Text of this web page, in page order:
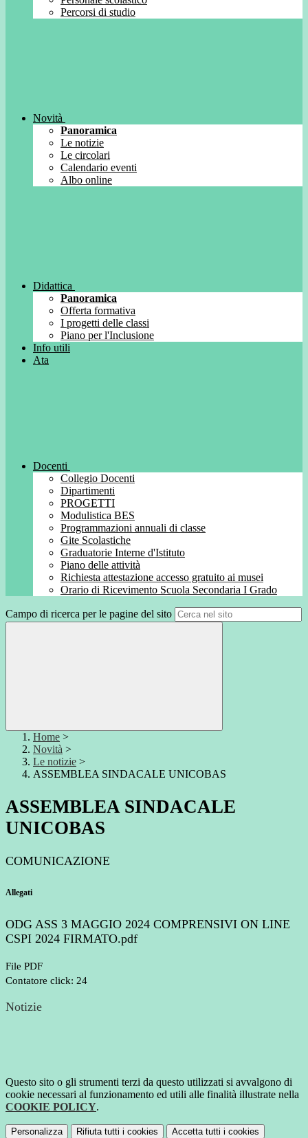
Percorsi di studio
Novità
Panoramica
Le notizie
Le circolari
Calendario eventi
Albo online
Didattica
Panoramica
Offerta formativa
I progetti delle classi
Piano per l'Inclusione
Info utili
Ata
Docenti
Collegio Docenti
Dipartimenti
PROGETTI
Modulistica BES
Programmazioni annuali di classe
Gite Scolastiche
Graduatorie Interne d'Istituto
Piano delle attività
Richiesta attestazione accesso gratuito ai musei
Orario di Ricevimento Scuola Secondaria I Grado
Campo di ricerca per le pagine del sito
Home >
Novità >
Le notizie >
ASSEMBLEA SINDACALE UNICOBAS
ASSEMBLEA SINDACALE
UNICOBAS
COMUNICAZIONE
Allegati
ODG ASS 3 MAGGIO 2024 COMPRENSIVI ON LINE
CSPI 2024 FIRMATO.pdf
File PDF
Contatore click: 24
Notizie
Questo sito o gli strumenti terzi da questo utilizzati si avvalgono di
cookie necessari al funzionamento ed utili alle finalità illustrate nella
COOKIE POLICY.
Personalizza Rifiuta tutti i cookies Accetta tutti i cookies